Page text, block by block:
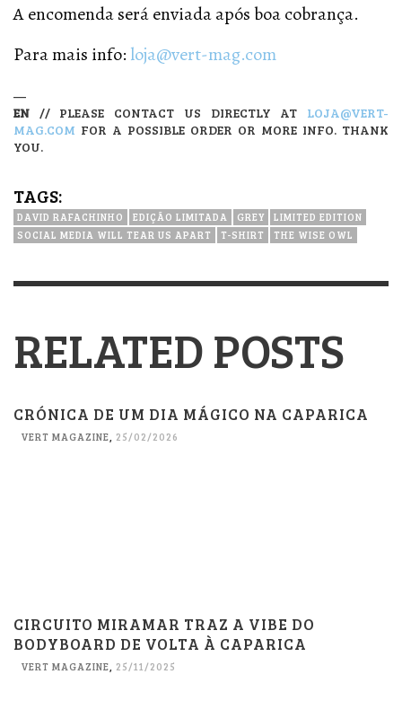
A encomenda será enviada após boa cobrança.
Para mais info: loja@vert-mag.com
—
EN // PLEASE CONTACT US DIRECTLY AT LOJA@VERT-
MAG.COM FOR A POSSIBLE ORDER OR MORE INFO. THANK
YOU.
TAGS:
DAVID RAFACHINHO EDIÇÃO LIMITADA GREY
LIMITED EDITION
SOCIAL MEDIA WILL TEAR US APART
T-SHIRT THE WISE OWL
RELATED POSTS
CRÓNICA DE UM DIA MÁGICO NA CAPARICA
VERT MAGAZINE 25/02/2026
CIRCUITO MIRAMAR TRAZ A VIBE DO
BODYBOARD DE VOLTA À CAPARICA
VERT MAGAZINE, 25/11/2025